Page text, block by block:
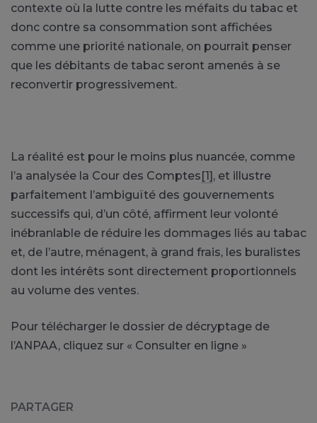
contexte où la lutte contre les méfaits du tabac et
donc contre sa consommation sont affichées
comme une priorité nationale, on pourrait penser
que les débitants de tabac seront amenés à se
reconvertir progressivement.
La réalité est pour le moins plus nuancée, comme
l’a analysée la Cour des Comptes[1], et illustre
parfaitement l’ambiguïté des gouvernements
successifs qui, d’un côté, affirment leur volonté
inébranlable de réduire les dommages liés au tabac
et, de l’autre, ménagent, à grand frais, les buralistes
dont les intérêts sont directement proportionnels
au volume des ventes.
Pour télécharger le dossier de décryptage de
l’ANPAA, cliquez sur « Consulter en ligne »
PARTAGER